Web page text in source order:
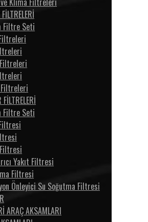
Filtre Seti
FİLTRELERİ
Filtre Seti
Yakıt Filtresi
Filtresi
Önleyici Su Soğutma Filtresi
ARAÇ AKSAMLARI